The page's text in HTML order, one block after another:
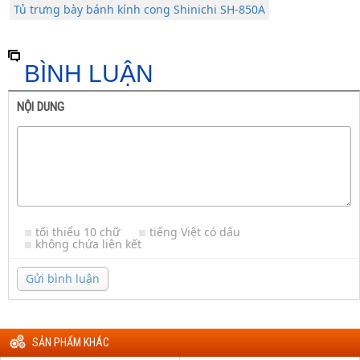
Tủ trưng bày bánh kính cong Shinichi SH-850A
BÌNH LUẬN
NỘI DUNG
tối thiểu 10 chữ tiếng Việt có dấu
không chứa liên kết
Gửi bình luận
SẢN PHẨM KHÁC